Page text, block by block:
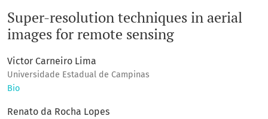
Super-resolution techniques in aerial
images for remote sensing
Victor Carneiro Lima
Universidade Estadual de Campinas
Bio
Renato da Rocha Lopes